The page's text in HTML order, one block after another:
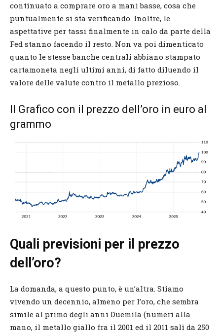
continuato a comprare oro a mani basse, cosa che
puntualmente si sta verificando. Inoltre, le
aspettative per tassi finalmente in calo da parte della
Fed stanno facendo il resto. Non va poi dimenticato
quanto le stesse banche centrali abbiano stampato
cartamoneta negli ultimi anni, di fatto diluendo il
valore delle valute contro il metallo prezioso.
Il Grafico con il prezzo dell’oro in euro al
grammo
Quali previsioni per il prezzo
dell’oro?
La domanda, a questo punto, è un’altra. Stiamo
vivendo un decennio, almeno per l’oro, che sembra
simile al primo degli anni Duemila (numeri alla
mano, il metallo giallo fra il 2001 ed il 2011 salì da 250